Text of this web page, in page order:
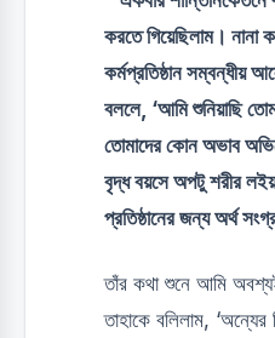
করতে গিয়েছিলাম। নানা
কর্মপ্রতিষ্ঠান সম্বন্ধীয়
বললে, ‘আমি শুনিয়াছি
তোমাদের কোন অভাব
বৃদ্ধ বয়সে অপটু শরীর
প্রতিষ্ঠানের জন্য অর্থ
তাঁর কথা শুনে আমি
তাহাকে বলিলাম,